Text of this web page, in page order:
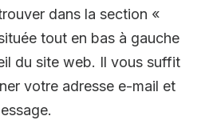
dans la section «
tout en bas à gauche
du site web. Il vous suffit
votre adresse e-mail et